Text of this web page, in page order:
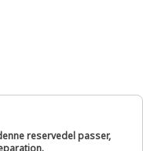
reservedel passer,